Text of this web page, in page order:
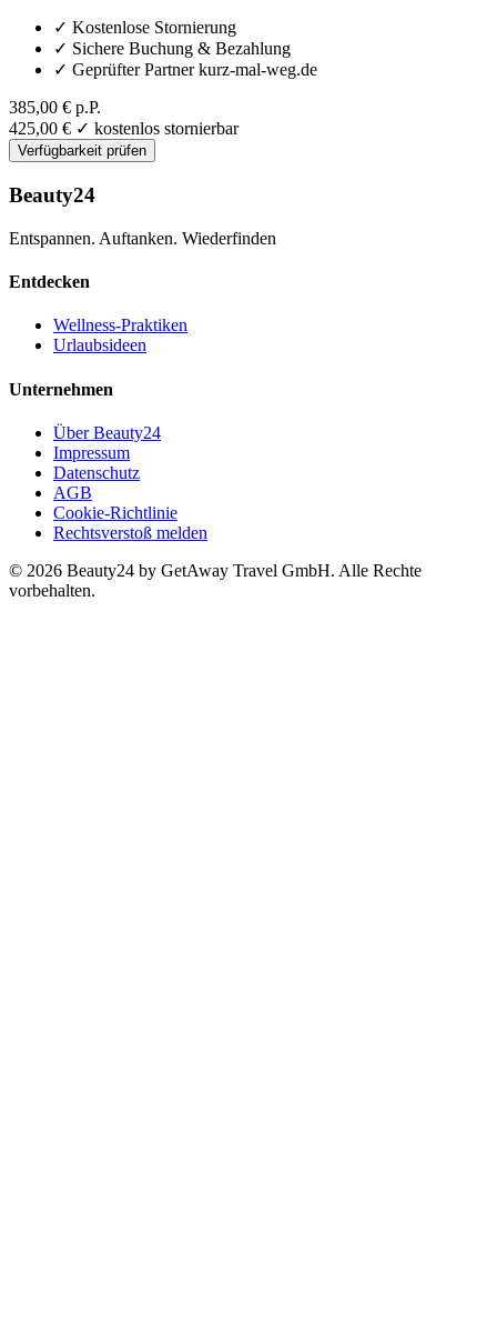
✓ Kostenlose Stornierung
✓ Sichere Buchung & Bezahlung
✓ Geprüfter Partner kurz-mal-weg.de
385,00 € p.P.
425,00 € ✓ kostenlos stornierbar
Verfügbarkeit prüfen
Beauty24
Entspannen. Auftanken. Wiederfinden
Entdecken
Wellness-Praktiken
Urlaubsideen
Unternehmen
Über Beauty24
Impressum
Datenschutz
AGB
Cookie-Richtlinie
Rechtsverstoß melden
© 2026 Beauty24 by GetAway Travel GmbH. Alle Rechte
vorbehalten.